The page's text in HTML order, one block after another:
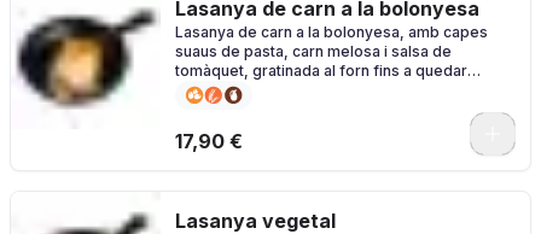
Lasanya de carn a la bolonyesa
Lasanya de carn a la bolonyesa, amb capes
suaus de pasta, carn melosa i salsa de
tomàquet, gratinada al forn fins a quedar
daurada i irresistible.
17,90 €
Lasanya vegetal